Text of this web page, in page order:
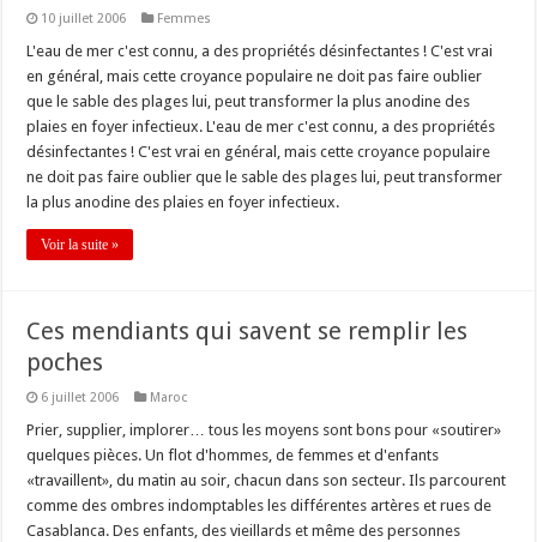
10 juillet 2006 Femmes
L'eau de mer c'est connu, a des propriétés désinfectantes ! C'est vrai
en général, mais cette croyance populaire ne doit pas faire oublier
que le sable des plages lui, peut transformer la plus anodine des
plaies en foyer infectieux. L'eau de mer c'est connu, a des propriétés
désinfectantes ! C'est vrai en général, mais cette croyance populaire
ne doit pas faire oublier que le sable des plages lui, peut transformer
la plus anodine des plaies en foyer infectieux.
Voir la suite »
Ces mendiants qui savent se remplir les
poches
6 juillet 2006 Maroc
Prier, supplier, implorer… tous les moyens sont bons pour «soutirer»
quelques pièces. Un flot d'hommes, de femmes et d'enfants
«travaillent», du matin au soir, chacun dans son secteur. Ils parcourent
comme des ombres indomptables les différentes artères et rues de
Casablanca. Des enfants, des vieillards et même des personnes